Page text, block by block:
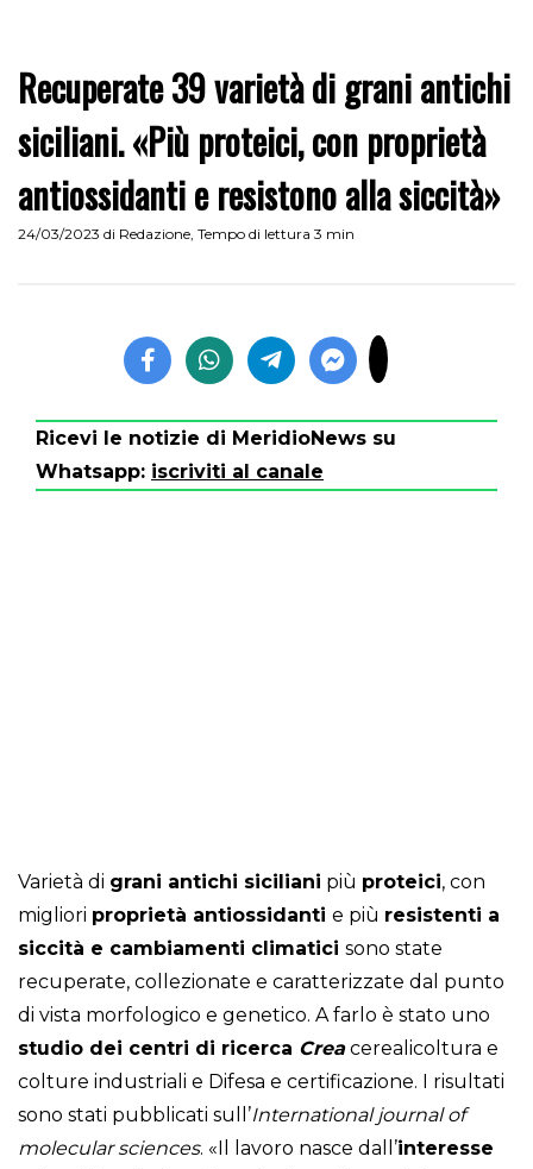
Recuperate 39 varietà di grani antichi
siciliani. «Più proteici, con proprietà
antiossidanti e resistono alla siccità»
24/03/2023 di Redazione, Tempo di lettura 3 min
Ricevi le notizie di MeridioNews su
Whatsapp: iscriviti al canale
Varietà di grani antichi siciliani più proteici, con
migliori proprietà antiossidanti e più resistenti a
siccità e cambiamenti climatici sono state
recuperate, collezionate e caratterizzate dal punto
di vista morfologico e genetico. A farlo è stato uno
studio dei centri di ricerca Creacerealicoltura e
colture industriali e Difesa e certificazione. I risultati
sono stati pubblicati sull’International journal of
molecular sciences. «Il lavoro nasce dall’interesse